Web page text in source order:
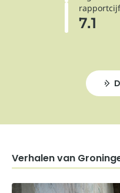
7.1
Verhalen van